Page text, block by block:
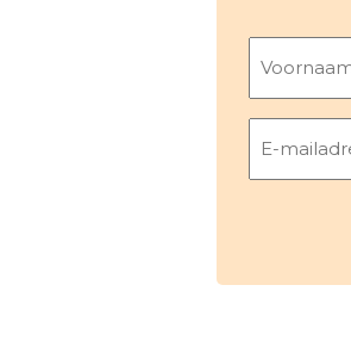
Voornaam
mailadres